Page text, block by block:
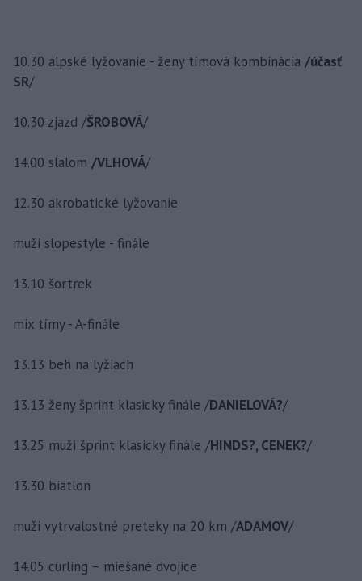
10.30 alpské lyžovanie - ženy tímová kombinácia /účasť
SR/
10.30 zjazd /ŠROBOVÁ/
14.00 slalom /VLHOVÁ/
12.30 akrobatické lyžovanie
muži slopestyle - finále
13.10 šortrek
mix tímy - A-finále
13.13 beh na lyžiach
13.13 ženy šprint klasicky finále /DANIELOVÁ?/
13.25 muži šprint klasicky finále /HINDS?, CENEK?/
13.30 biatlon
muži vytrvalostné preteky na 20 km /ADAMOV/
14.05 curling – miešané dvojice